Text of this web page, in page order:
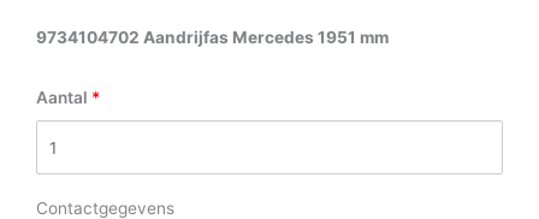
9734104702 Aandrijfas Mercedes 1951 mm
Aantal
Contactgegevens